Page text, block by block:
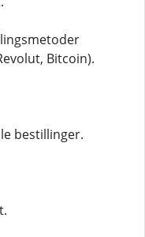
Bitcoin).
bestillinger.